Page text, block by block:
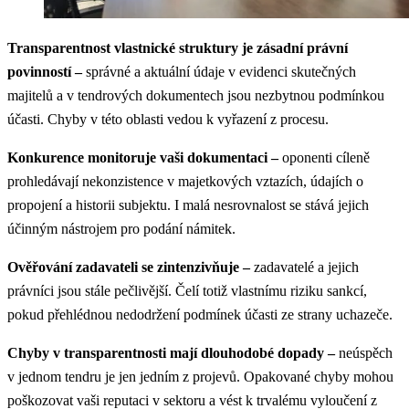
Transparentnost vlastnické struktury je zásadní právní
povinností –správné a aktuální údaje v evidenci skutečných
majitelů a v tendrových dokumentech jsou nezbytnou podmínkou
účasti. Chyby v této oblasti vedou k vyřazení z procesu.
Konkurence monitoruje vaši dokumentaci –oponenti cíleně
prohledávají nekonzistence v majetkových vztazích, údajích o
propojení a historii subjektu. I malá nesrovnalost se stává jejich
účinným nástrojem pro podání námitek.
Ověřování zadavateli se zintenzivňuje –zadavatelé a jejich
právníci jsou stále pečlivější. Čelí totiž vlastnímu riziku sankcí,
pokud přehlédnou nedodržení podmínek účasti ze strany uchazeče.
Chyby v transparentnosti mají dlouhodobé dopady –neúspěch
v jednom tendru je jen jedním z projevů. Opakované chyby mohou
poškozovat vaši reputaci v sektoru a vést k trvalému vyloučení z